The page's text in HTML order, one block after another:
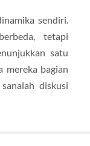
sendiri.
tetapi
satu
mereka bagian
diskusi